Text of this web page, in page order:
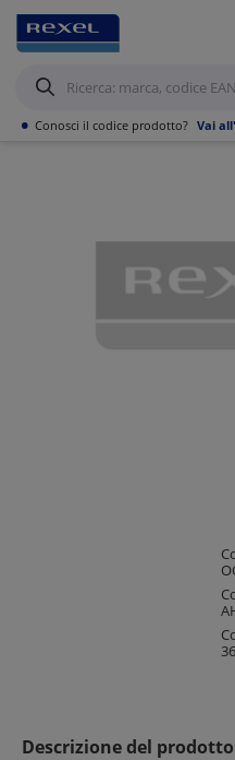
• Conosci il codice prodotto? Vai
Prodotti /
Descrizione del prodotto